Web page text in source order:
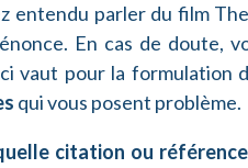
entendu parler du film
En cas de doute,
vaut pour la formulation
qui vous posent problème.
citation ou référence